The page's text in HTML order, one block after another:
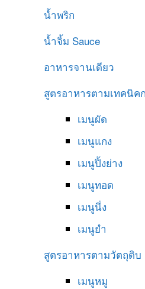
น้ำพริก
น้ำจิ้ม Sauce
อาหารจานเดียว
สูตรอาหารตามเทคนิค
เมนูผัด
เมนูแกง
เมนูปิ้งย่าง
เมนูทอด
เมนูนึ่ง
เมนูยำ
สูตรอาหารตามวัตถุดิบ
เมนูหมู